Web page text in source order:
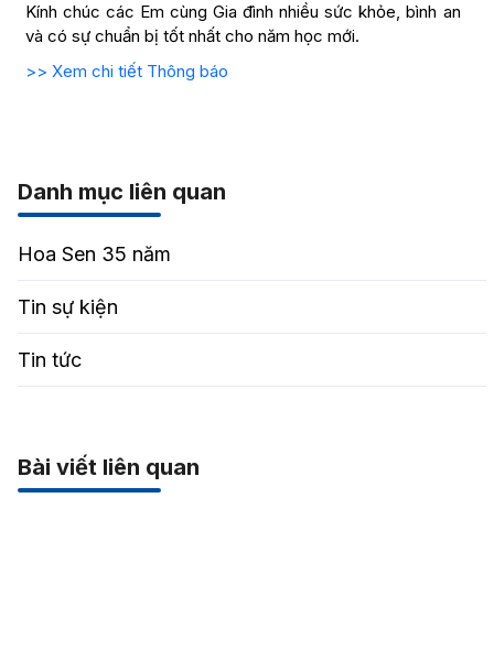
Kính chúc các Em cùng Gia đình nhiều sức khỏe, bình an
và có sự chuẩn bị tốt nhất cho năm học mới.
>> Xem chi tiết Thông báo
Danh mục liên quan
Hoa Sen 35 năm
Tin sự kiện
Tin tức
Bài viết liên quan